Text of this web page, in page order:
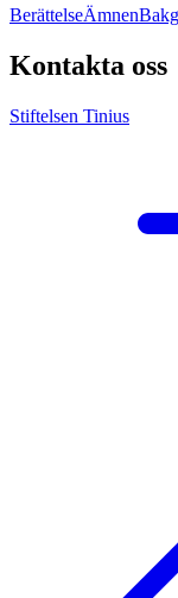
BerättelseÄmnen
Kontakta oss
Stiftelsen Tinius